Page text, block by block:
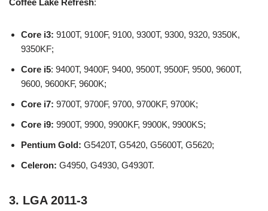
Coffee Lake Refresh:
Core i3: 9100T, 9100F, 9100, 9300T, 9300, 9320, 9350K,
9350KF;
Core i5: 9400T, 9400F, 9400, 9500T, 9500F, 9500, 9600T,
9600, 9600KF, 9600K;
Core i7: 9700T, 9700F, 9700, 9700KF, 9700K;
Core i9: 9900T, 9900, 9900KF, 9900K, 9900KS;
Pentium Gold: G5420T, G5420, G5600T, G5620;
Celeron: G4950, G4930, G4930T.
3. LGA 2011-3